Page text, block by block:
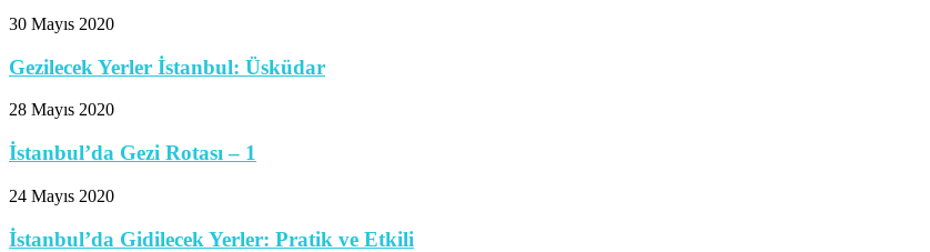
30 Mayıs 2020
Gezilecek Yerler İstanbul: Üsküdar
28 Mayıs 2020
İstanbul’da Gezi Rotası – 1
24 Mayıs 2020
İstanbul’da Gidilecek Yerler: Pratik ve Etkili